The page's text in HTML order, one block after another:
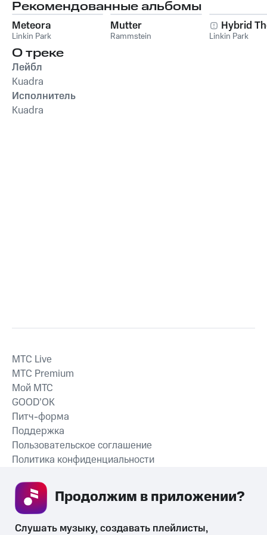
Рекомендованные альбомы
Meteora
Linkin Park
Mutter
Rammstein
Hybrid
Linkin Park
О треке
Лейбл
Kuadra
Исполнитель
Kuadra
СКАЧАТЬ ПРИЛОЖЕНИЕ
MTС Live
MTС Premium
Мой МТС
GOOD’OK
Питч-форма
Поддержка
Пользовательское соглашение
Политика конфиденциальности
Слушать музыку, создавать плейлисты,